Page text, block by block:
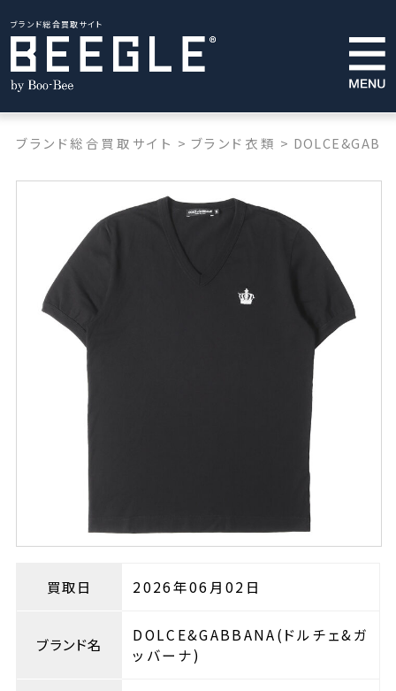
ブランド総合買取サイト
ブランド総合買取サイト > ブランド衣類 >
買取日 2026年06月02日
ブランド名
DOLCE&GABBANA(ドルチェ&ガ
ッバーナ)